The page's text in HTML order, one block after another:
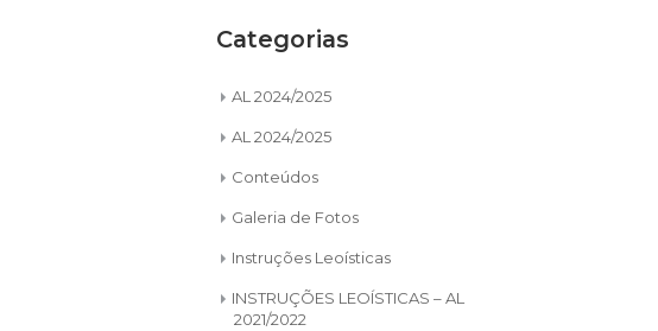
Categorias
AL 2024/2025
AL 2024/2025
Conteúdos
Galeria de Fotos
Instruções Leoísticas
INSTRUÇÕES LEOÍSTICAS – AL
2021/2022